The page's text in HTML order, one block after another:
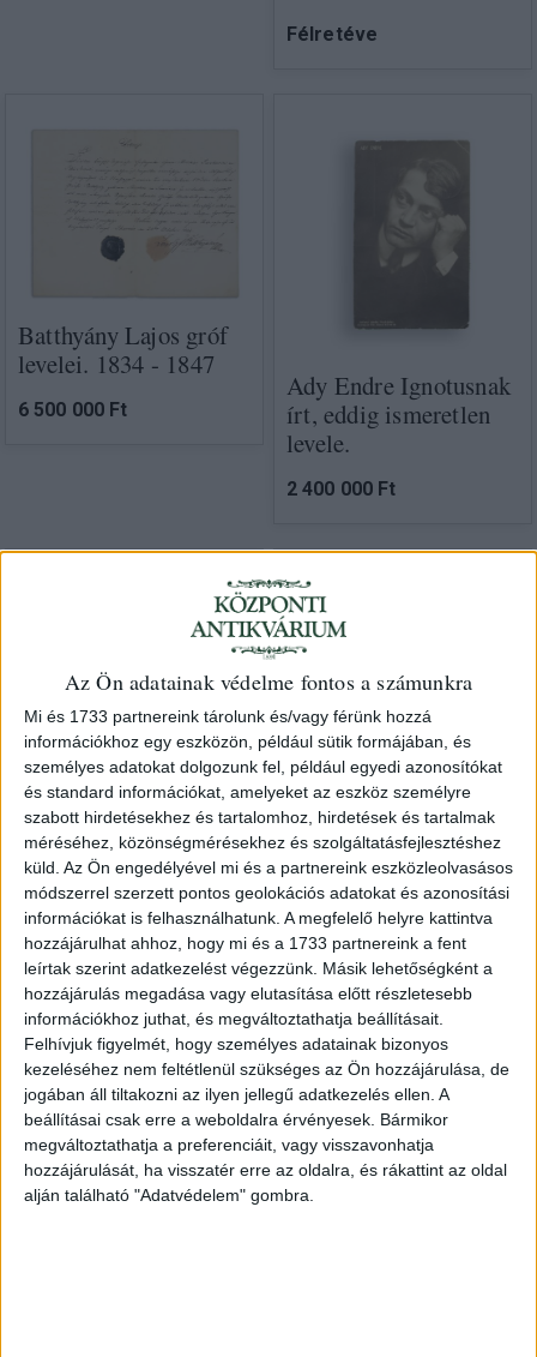
Az Ön adatainak védelme fontos a számunkra
Mi és 1733 partnereink tárolunk és/vagy férünk hozzá
információkhoz egy eszközön, például sütik formájában, és
személyes adatokat dolgozunk fel, például egyedi azonosítókat
és standard információkat, amelyeket az eszköz személyre
szabott hirdetésekhez és tartalomhoz, hirdetések és tartalmak
méréséhez, közönségmérésekhez és szolgáltatásfejlesztéshez
küld. Az Ön engedélyével mi és a partnereink eszközleolvasásos
módszerrel szerzett pontos geolokációs adatokat és azonosítási
információkat is felhasználhatunk. A megfelelő helyre kattintva
hozzájárulhat ahhoz, hogy mi és a 1733 partnereink a fent
leírtak szerint adatkezelést végezzünk. Másik lehetőségként a
hozzájárulás megadása vagy elutasítása előtt részletesebb
információkhoz juthat, és megváltoztathatja beállításait.
Felhívjuk figyelmét, hogy személyes adatainak bizonyos
kezeléséhez nem feltétlenül szükséges az Ön hozzájárulása, de
jogában áll tiltakozni az ilyen jellegű adatkezelés ellen. A
beállításai csak erre a weboldalra érvényesek. Bármikor
megváltoztathatja a preferenciáit, vagy visszavonhatja
hozzájárulását, ha visszatér erre az oldalra, és rákattint az oldal
alján található "Adatvédelem" gombra.
Félretéve
Batthyány Lajos gróf
levelei. 1834 - 1847
6 500 000 Ft
Ady Endre Ignotusnak
írt, eddig ismeretlen
levele.
2 400 000 Ft
Az aranycsapat
képeslapja Dr. Molnár
Bélának
1954 Solothurn
220 000 Ft
Eladva
Imreh Sándor
Petőfi Sándor
sírhelyéről. Autográf
töredék.
1890
480 000 Ft